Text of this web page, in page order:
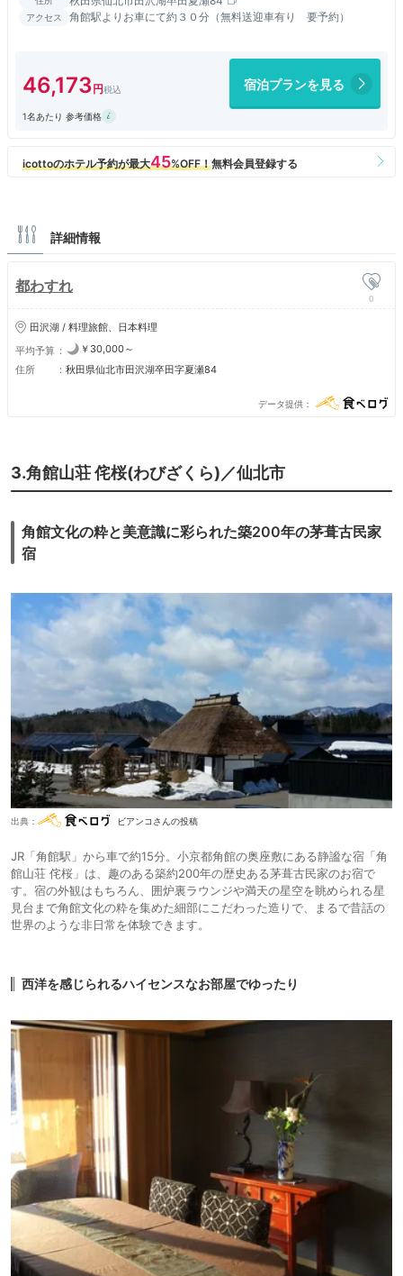
アクセス 角館駅よりお車にて約３０分（無料送迎車有り 要予約）
46,173 宿泊プランを見る
1名あたり 参考価格
詳細情報
都わすれ
0
田沢湖 / 料理旅館、日本料理
平均予算
￥30,000～
住所
秋田県仙北市田沢湖卒田字夏瀬84
データ提供
3.角館山荘 侘桜(わびざくら)／仙北市
角館文化の粋と美意識に彩られた築200年の茅葺古民家
宿
出典： ビアンコさんの投稿
JR「角館駅」から車で約15分。小京都角館の奥座敷にある静謐な宿「角
館山荘 侘桜」は、趣のある築約200年の歴史ある茅葺古民家のお宿で
す。宿の外観はもちろん、囲炉裏ラウンジや満天の星空を眺められる星
見台まで角館文化の粋を集めた細部にこだわった造りで、まるで昔話の
世界のような非日常を体験できます。
西洋を感じられるハイセンスなお部屋でゆったり